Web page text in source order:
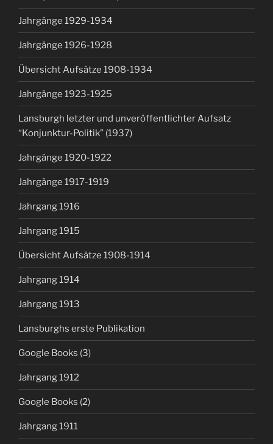
Jahrgänge 1929-1934
Jahrgänge 1926-1928
Übersicht Aufsätze 1908-1934
Jahrgänge 1923-1925
Lansburgh letzter und unveröffentlichter Aufsatz
“Konjunktur-Politik” (1937)
Jahrgänge 1920-1922
Jahrgänge 1917-1919
Jahrgang 1916
Jahrgang 1915
Übersicht Aufsätze 1908-1914
Jahrgang 1914
Jahrgang 1913
Lansburghs erste Publikation
Google Books (3)
Jahrgang 1912
Google Books (2)
Jahrgang 1911